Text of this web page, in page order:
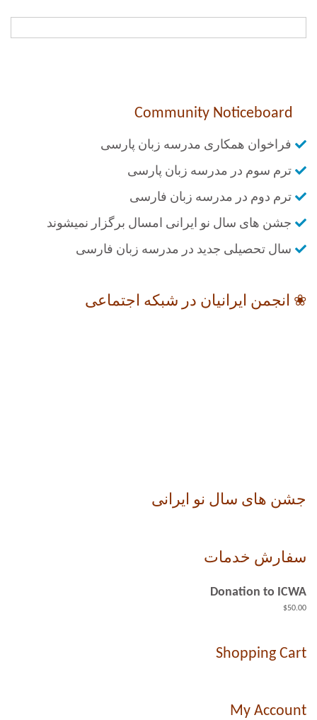
Community Noticeboard
فراخوان همکاری مدرسه زبان پارسی
ترم سوم در مدرسه زبان پارسی
ترم دوم در مدرسه زبان فارسی
جشن های سال نو ایرانی امسال برگزار نمیشوند
سال تحصیلی جدید در مدرسه زبان فارسی
❀ انجمن ایرانیان در شبکه اجتماعی
جشن های سال نو ایرانی
سفارش خدمات
Donation to ICWA
$50.00
Shopping Cart
My Account